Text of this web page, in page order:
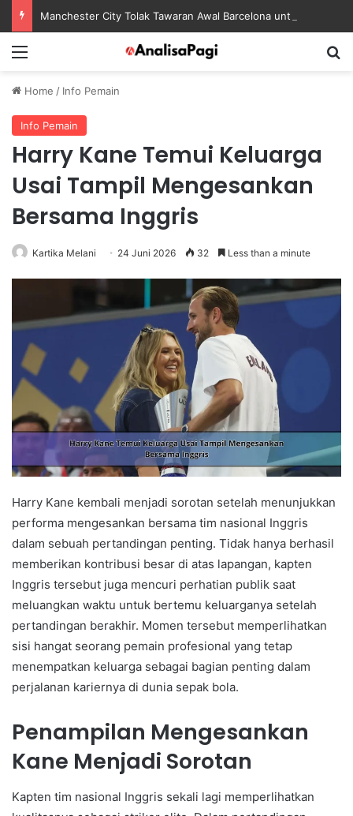
Home / Info Pemain
Info Pemain
Harry Kane Temui Keluarga
Usai Tampil Mengesankan
Bersama Inggris
Kartika Melani 24 Juni 2026 32 Less than a minute
Harry Kane kembali menjadi sorotan setelah menunjukkan
performa mengesankan bersama tim nasional Inggris
dalam sebuah pertandingan penting. Tidak hanya berhasil
memberikan kontribusi besar di atas lapangan, kapten
Inggris tersebut juga mencuri perhatian publik saat
meluangkan waktu untuk bertemu keluarganya setelah
pertandingan berakhir. Momen tersebut memperlihatkan
sisi hangat seorang pemain profesional yang tetap
menempatkan keluarga sebagai bagian penting dalam
perjalanan kariernya di dunia sepak bola.
Penampilan Mengesankan
Kane Menjadi Sorotan
Kapten tim nasional Inggris sekali lagi memperlihatkan